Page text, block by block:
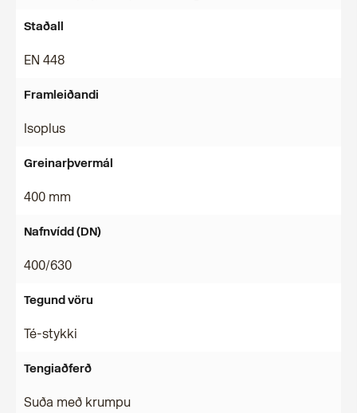
Staðall
EN 448
Framleiðandi
Isoplus
Greinarþvermál
400 mm
Nafnvídd (DN)
400/630
Tegund vöru
Té-stykki
Tengiaðferð
Suða með krumpu